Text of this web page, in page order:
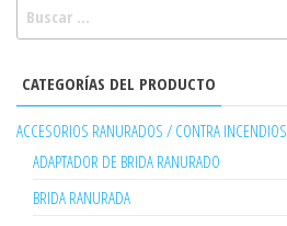
CATEGORÍAS DEL PRODUCTO
ACCESORIOS RANURADOS / CONTRA INCENDIOS
ADAPTADOR DE BRIDA RANURADO
BRIDA RANURADA